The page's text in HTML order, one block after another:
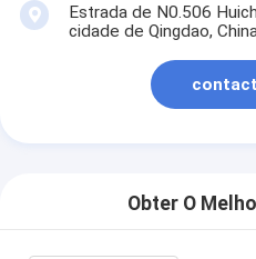
Estrada de N0.506
cidade de Qingdao,
Obter O